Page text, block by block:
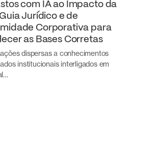
com IA ao Impacto da
Guia Jurídico e de
Corporativa para
as Bases Corretas
dispersas a conhecimentos
institucionais interligados em